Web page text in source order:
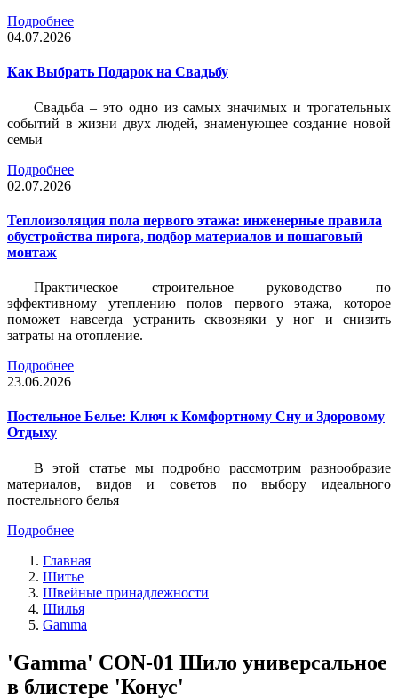
Подробнее
04.07.2026
Как Выбрать Подарок на Свадьбу
Свадьба – это одно из самых значимых и трогательных
событий в жизни двух людей, знаменующее создание новой
семьи
Подробнее
02.07.2026
Теплоизоляция пола первого этажа: инженерные правила
обустройства пирога, подбор материалов и пошаговый
монтаж
Практическое строительное руководство по
эффективному утеплению полов первого этажа, которое
поможет навсегда устранить сквозняки у ног и снизить
затраты на отопление.
Подробнее
23.06.2026
Постельное Белье: Ключ к Комфортному Сну и Здоровому
Отдыху
В этой статье мы подробно рассмотрим разнообразие
материалов, видов и советов по выбору идеального
постельного белья
Подробнее
Главная
Шитье
Швейные принадлежности
Шилья
Gamma
'Gamma' CON-01 Шило универсальное
в блистере 'Конус'